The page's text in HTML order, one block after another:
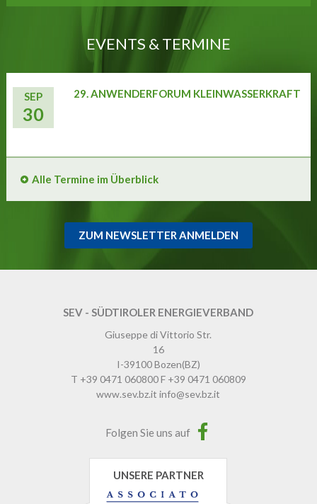
EVENTS & TERMINE
SEP
30
29. ANWENDERFORUM KLEINWASSERKRAFT
Alle Termine im Überblick
ZUM NEWSLETTER ANMELDEN
SEV - SÜDTIROLER ENERGIEVERBAND
Giuseppe di Vittorio Str.
16
I-39100Bozen(BZ)
T +39 0471 060800F +39 0471 060809
www.sev.bz.it info@sev.bz.it
Folgen Sie uns auf
UNSERE PARTNER